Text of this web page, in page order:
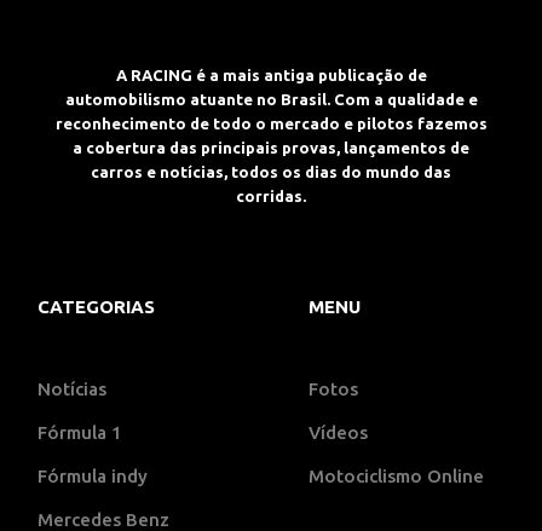
A RACING é a mais antiga publicação de
automobilismo atuante no Brasil. Com a qualidade e
reconhecimento de todo o mercado e pilotos fazemos
a cobertura das principais provas, lançamentos de
carros e notícias, todos os dias do mundo das
corridas.
CATEGORIAS
Notícias
Fórmula 1
Fórmula indy
Mercedes Benz
MENU
Fotos
Vídeos
Motociclismo Online